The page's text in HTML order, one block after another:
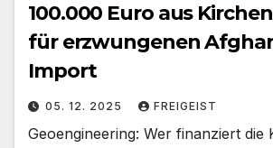
100.000 Euro aus
für erzwungenen
Import
05. 12. 2025 FREIGEIST
Geoengineering: Wer finanziert die